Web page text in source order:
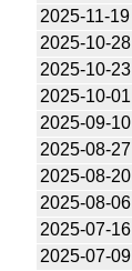
2025-11-19
2025-10-28
2025-10-23
2025-10-01
2025-09-10
2025-08-27
2025-08-20
2025-08-06
2025-07-16
2025-07-09